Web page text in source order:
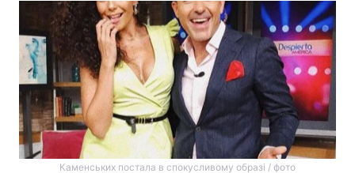
Каменських постала в спокусливому образі / фото